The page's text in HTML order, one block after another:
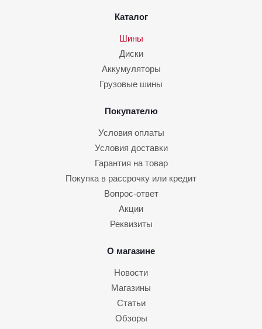
Каталог
Шины
Диски
Аккумуляторы
Грузовые шины
Покупателю
Условия оплаты
Условия доставки
Гарантия на товар
Покупка в рассрочку или кредит
Вопрос-ответ
Акции
Реквизиты
О магазине
Новости
Магазины
Статьи
Обзоры